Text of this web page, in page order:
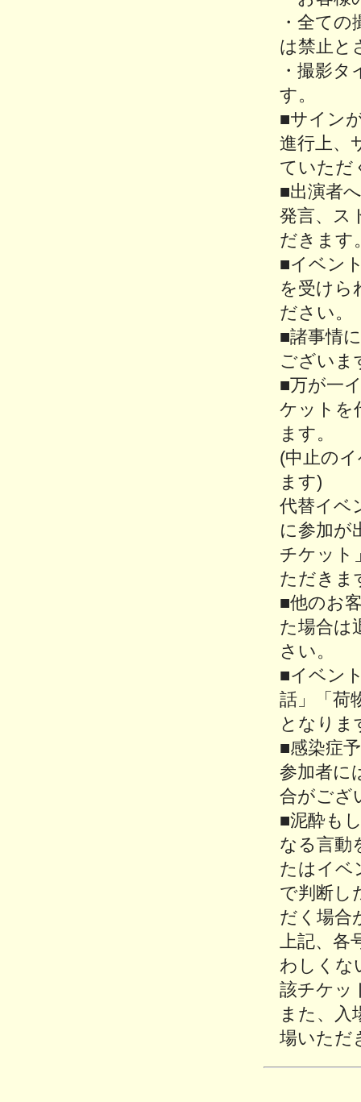
・全て
は禁止と
・撮影
す。
■サイン
進行上、
ていただ
■出演者
発言、ス
だきます
■イベン
を受けら
ださい。
■諸事情
ございま
■万が一
ケットを
ます。
(中止の
ます)
代替イベ
に参加が
チケット
ただきま
■他のお
た場合は
さい。
■イベン
話」「荷
となりま
■感染症
参加者に
合がござ
■泥酔も
なる言動
たはイベ
で判断し
だく場合
上記、
わしくな
該チケッ
また、入
場いただ